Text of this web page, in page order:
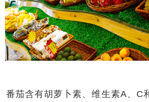
含有胡萝卜素、维生素A、C